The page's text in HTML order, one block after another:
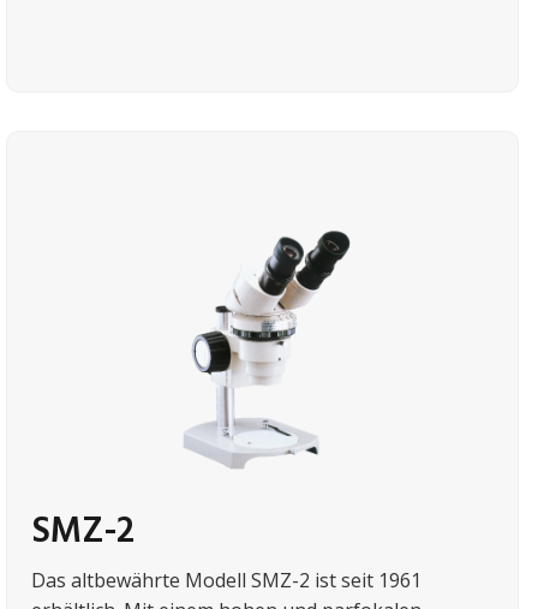
SMZ-2
Das altbewährte Modell SMZ-2 ist seit 1961